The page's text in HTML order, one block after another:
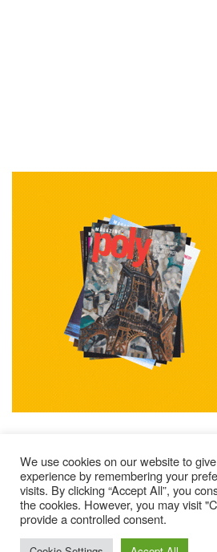
Mentions Légales Contacts
Lire Les Anciens N°
S’abonner À Poly
©
We use cookies on our website to
experience by remembering your
visits. By clicking “Accept All”, you
the cookies. However, you may visit
provide a controlled consent.